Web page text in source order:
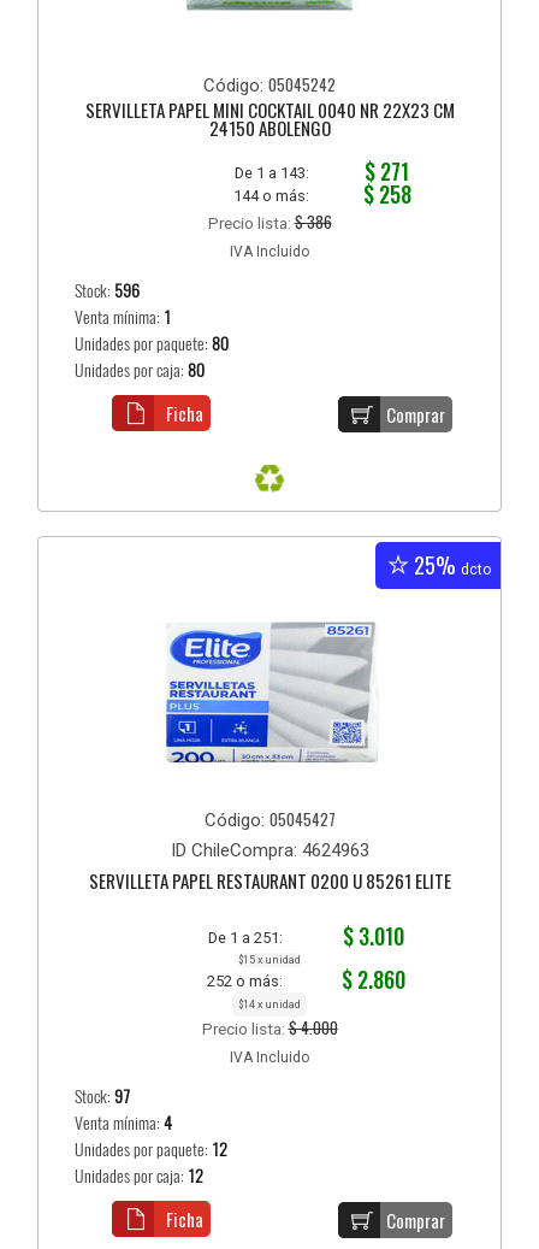
Código: 05045242
SERVILLETA PAPEL MINI COCKTAIL 0040 NR 22X23 CM
24150 ABOLENGO
De 1 a 143: $ 271
144 o más: $ 258
Precio lista:$ 386
IVA Incluido
Stock: 596
Venta mínima: 1
Unidades por paquete:80
Unidades por caja:80
Comprar
Ficha
25% dcto
Código: 05045427
ID ChileCompra: 4624963
SERVILLETA PAPEL RESTAURANT 0200 U 85261 ELITE
De 1 a 251: $ 3.010
$15 x unidad
252 o más: $ 2.860
$14 x unidad
Precio lista:$ 4.000
IVA Incluido
Stock:97
Venta mínima:4
Unidades por paquete: 12
Unidades por caja: 12
Comprar
Ficha